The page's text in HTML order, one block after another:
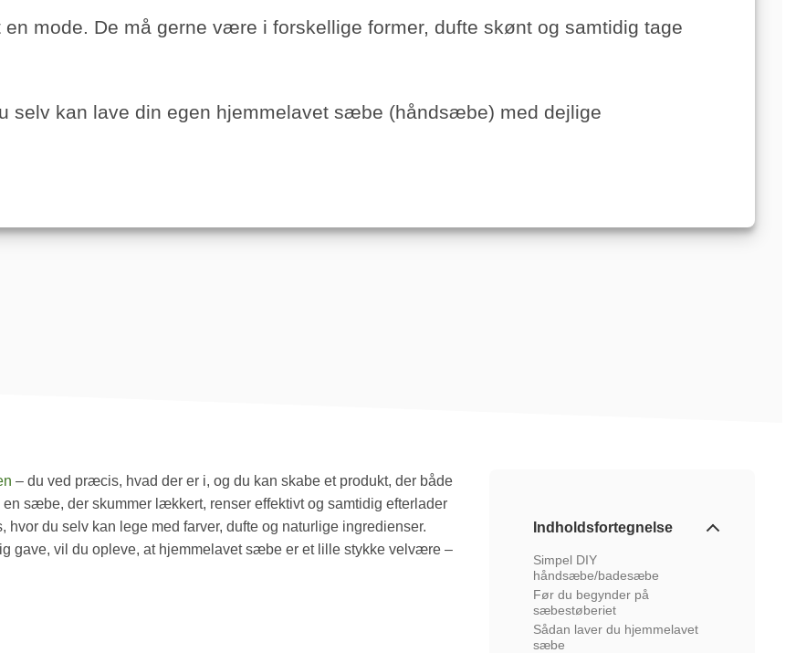
mode. De må gerne være i forskellige former, dufte skønt og samtidig tage
selv kan lave din egen hjemmelavet sæbe (håndsæbe) med dejlige
– du ved præcis, hvad der er i, og du kan skabe et produkt, der både
sæbe, der skummer lækkert, renser effektivt og samtidig efterlader
du selv kan lege med farver, dufte og naturlige ingredienser.
gave, vil du opleve, at hjemmelavet sæbe er et lille stykke velvære –
Indholdsfortegnelse
Simpel DIY
håndsæbe/badesæbe
Før du begynder på
sæbestøberiet
Sådan laver du hjemmelavet
sæbe